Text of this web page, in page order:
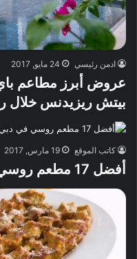
ادمن رئيسي 24 مايو, 2017
عروض أبرز مطاعم باي
بيتش ريزيدنس خلال
كاتب الموقع 19 مارس, 2017
أفضل 17 مطعم روسي في دبي